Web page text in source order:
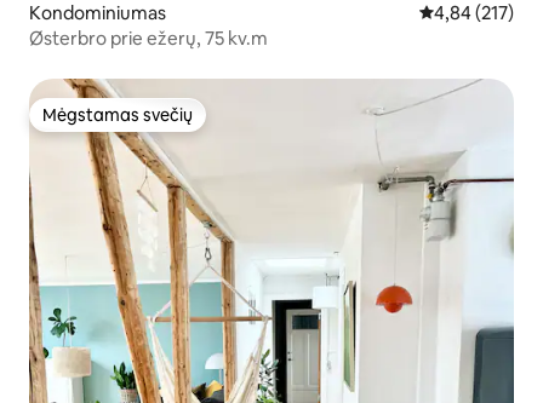
Kondominiumas Vidutinis
4,84 (217)
Østerbro prie ežerų, 75 kv.m
Mėgstamas svečių
Mėgstamas svečių